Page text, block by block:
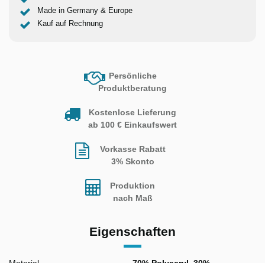
Made in Germany & Europe
Kauf auf Rechnung
Persönliche
Produktberatung
Kostenlose Lieferung
ab 100 € Einkaufswert
Vorkasse Rabatt
3% Skonto
Produktion
nach Maß
Eigenschaften